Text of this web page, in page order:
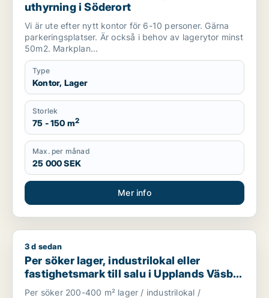
uthyrning i Söderort
Vi är ute efter nytt kontor för 6-10 personer. Gärna
parkeringsplatser. Är också i behov av lagerytor minst
50m2. Markplan...
Type
Kontor, Lager
Storlek
75 - 150 m2
Max. per månad
25 000 SEK
Mer info
Per söker lager, industrilokal eller fastighetsmark till salu i
3 d sedan
Per söker lager, industrilokal eller
fastighetsmark till salu i Upplands Väsby,
Vallentuna eller Huddinge m.fl.
Per söker 200-400 m² lager / industrilokal /